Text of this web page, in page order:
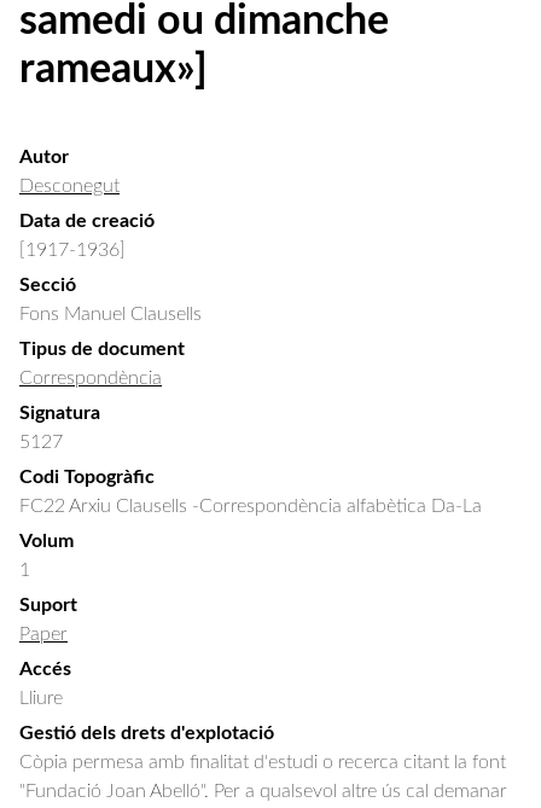
samedi ou dimanche
rameaux»]
Autor
Desconegut
Data de creació
[1917-1936]
Secció
Fons Manuel Clausells
Tipus de document
Correspondència
Signatura
5127
Codi Topogràfic
FC22 Arxiu Clausells -Correspondència alfabètica Da-La
Volum
1
Suport
Paper
Accés
Lliure
Gestió dels drets d'explotació
Còpia permesa amb finalitat d'estudi o recerca citant la font
"Fundació Joan Abelló". Per a qualsevol altre ús cal demanar